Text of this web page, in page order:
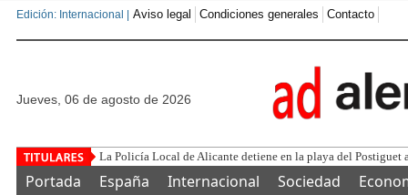
Edición: Internacional | Aviso legal Condiciones generales Contacto
jueves, 06 de agosto de 2026
Este corrupto
Portada España Internacional Sociedad